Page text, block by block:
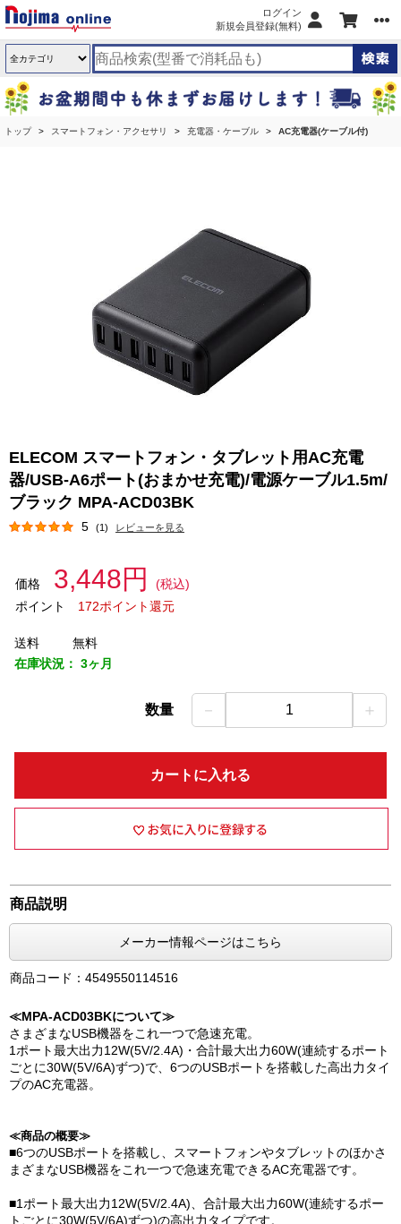
ログイン
新規会員登録(無料)
トップ スマートフォン・アクセサリ 充電器・ケーブル AC充電器(ケーブル付)
ELECOM スマートフォン・タブレット用AC充電
器/USB-A6ポート(おまかせ充電)/電源ケーブル1.5m/
ブラック MPA-ACD03BK
5 (1) レビューを見る
価格 3,448円
(税込)
ポイント
172ポイント還元
送料
無料
在庫状況： 3ヶ月
数量 － 1 ＋
カートに入れる
商品説明
メーカー情報ページはこちら
商品コード：4549550114516
≪MPA-ACD03BKについて≫
さまざまなUSB機器をこれ一つで急速充電。
1ポート最大出力12W(5V/2.4A)・合計最大出力60W(連続するポート
ごとに30W(5V/6A)ずつ)で、6つのUSBポートを搭載した高出力タイ
プのAC充電器。
≪商品の概要≫
■6つのUSBポートを搭載し、スマートフォンやタブレットのほかさ
まざまなUSB機器をこれ一つで急速充電できるAC充電器です。
■1ポート最大出力12W(5V/2.4A)、合計最大出力60W(連続するポー
トごとに30W(5V/6A)ずつ)の高出力タイプです。